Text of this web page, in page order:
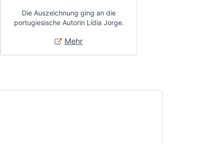
Die Auszeichnung ging an die
portugiesische Autorin Lídia Jorge.
Mehr